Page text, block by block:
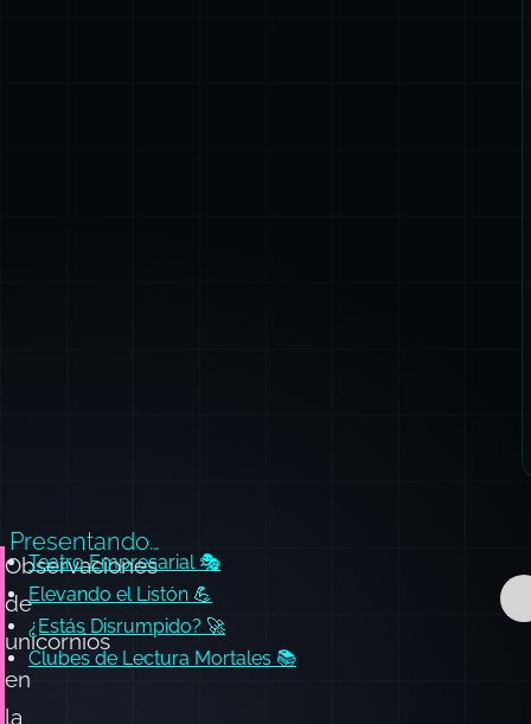
en
la
naturaleza.
🦄
Clubes de Lectura Mortales 📚